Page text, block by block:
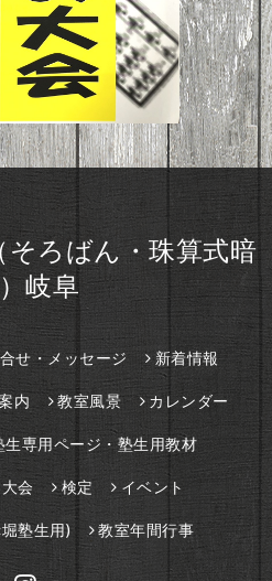
そろばん・珠算式暗
岐阜
せ・メッセージ 新着情報
内 教室風景 カレンダー
生専用ページ・塾生用教材
大会 検定 イベント
塾生用) 教室年間行事